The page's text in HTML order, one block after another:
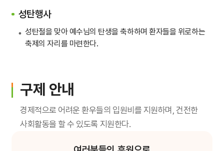
성탄행사
성탄절을 맞아 예수님의 탄생을 축하하며 환자들을 위로하는
축제의 자리를 마련한다.
구제 안내
경제적으로 어려운 환우들의 입원비를 지원하며, 건전한
사회활동을 할 수 있도록 지원한다.